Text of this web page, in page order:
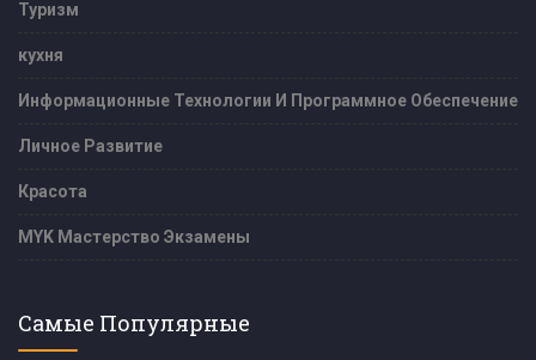
Туризм
кухня
Информационные Технологии И Программное Обеспечение
Личное Развитие
Красота
MYK Мастерство Экзамены
Самые Популярные